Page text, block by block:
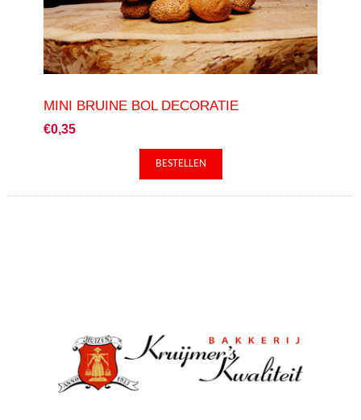
MINI BRUINE BOL DECORATIE
€0,35